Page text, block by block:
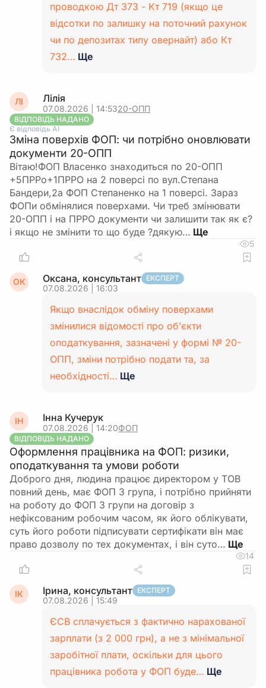
проводкою Дт 373 - Кт 719 (якщо це
відсотки по залишку на поточний рахунок
чи по депозитах типу овернайт) або Кт
732… Ще
ЛІ Лілія
07.08.2026 | 14:5320-ОПП
ВІДПОВІДЬ НАДАНО
Є відповідь АІ
Зміна поверхів ФОП: чи потрібно оновлювати
документи 20-ОПП
Вітаю!ФОП Власенко знаходиться по 20-ОПП
+5ПРРо+1ПРРО на 2 поверсі по вул.Степана
Бандери,2а ФОП Степаненко на 1 поверсі. Зараз
ФОПи обмінялися поверхами. Чи треб змінювати
20-ОПП і на ПРРО документи чи залишити так як є?
і якщо не змінити то що буде ?дякую…
5
ОК Оксана, консультант ЕКСПЕРТ
07.08.2026 | 16:03
Якщо внаслідок обміну поверхами
змінилися відомості про об’єкти
оподаткування, зазначені у формі № 20-
ОПП, зміни потрібно подати та, за
необхідності… Ще
ІН Інна Кучерук
07.08.2026 | 14:20ФОП
ВІДПОВІДЬ НАДАНО
Оформлення працівника на ФОП: ризики,
оподаткування та умови роботи
Доброго дня, людина працює директором у ТОВ
повний день, має ФОП 3 група, і потрібно прийняти
на роботу до ФОП 3 групи на договір з
нефіксованим робочим часом, як його облікувати,
суть його роботи підписувати сертифікати він має
право дозволу по тех документах, і він суто…
14
ІК Ірина, консультант ЕКСПЕРТ
07.08.2026 | 15:49
ЄСВ сплачується з фактично нарахованої
зарплати (з 2 000 грн), а не з мінімальної
заробітної плати, оскільки для цього
працівника робота у ФОП буде… Ще